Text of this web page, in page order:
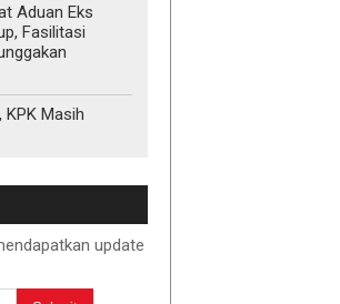
Aduan Eks
Fasilitasi
Masih
update